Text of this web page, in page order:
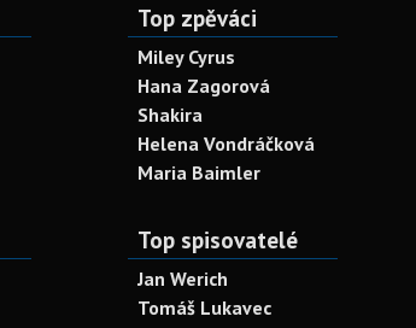
Top zpěváci
Miley Cyrus
Hana Zagorová
Shakira
Helena Vondráčková
Maria Baimler
Top spisovatelé
Jan Werich
Tomáš Lukavec